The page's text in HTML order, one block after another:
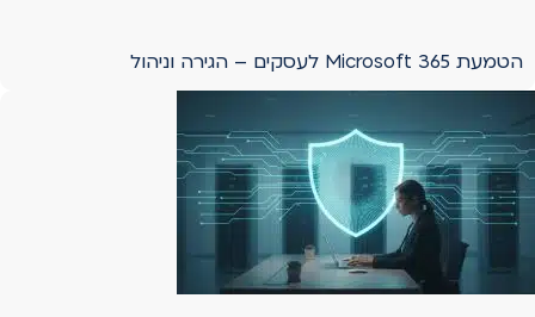
הטמעת Microsoft 365 לעסקים – הגירה וניהול